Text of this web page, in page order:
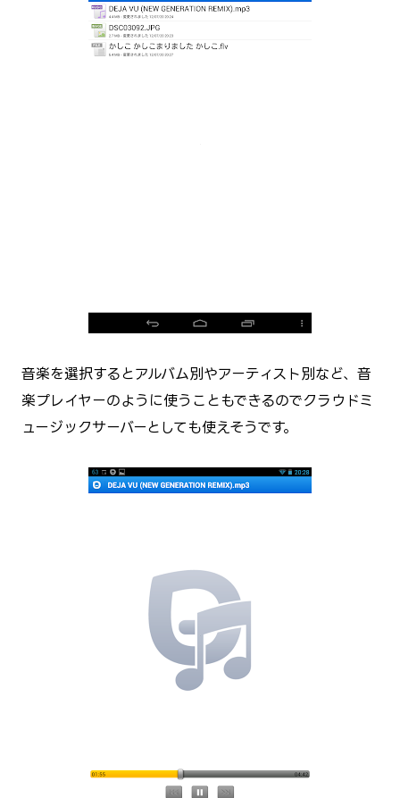
音楽を選択するとアルバム別やアーティスト別など、音
楽プレイヤーのように使うこともできるのでクラウドミ
ュージックサーバーとしても使えそうです。